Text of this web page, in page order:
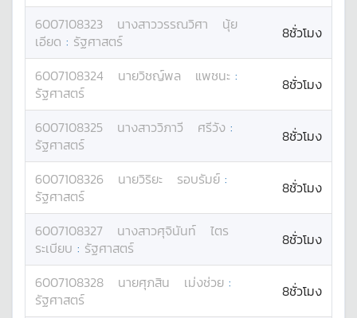
6007108323 นางสาววรรณวิศา
นุ้ย
เอียด : รัฐศาสตร์ 8ชั่วโมง
6007108324 นายวิชญ์พล แพชนะ :
รัฐศาสตร์
8ชั่วโมง
6007108325 นางสาววิภาวี ศรีวัง :
รัฐศาสตร์
8ชั่วโมง
6007108326 นายวิริยะ รอบรัมย์ :
รัฐศาสตร์
8ชั่วโมง
6007108327 นางสาวศุจินันท์
ไตร
ระเบียบ : รัฐศาสตร์ 8ชั่วโมง
6007108328 นายศุภสิน เม่งช่วย :
รัฐศาสตร์
8ชั่วโมง